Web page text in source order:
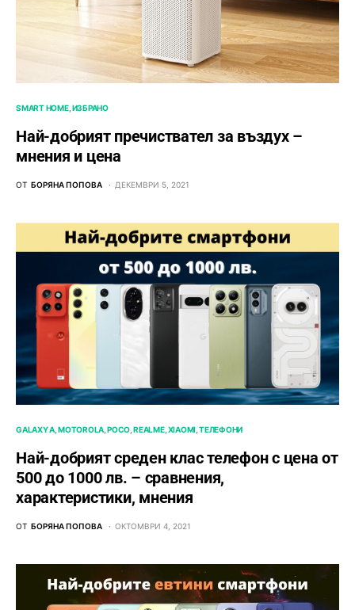
SMART HOME ИЗБРАНО
Най-добрият пречиствател за въздух –
мнения и цена
ОТ БОРЯНА ПОПОВА ДЕКЕМВРИ 5, 2021
GALAXY A MOTOROLA POCO REALME XIAOMI ТЕЛЕФОНИ
Най-добрият среден клас телефон с цена от
500 до 1000 лв. – сравнения,
характеристики, мнения
ОТ БОРЯНА ПОПОВА ОКТОМВРИ 4, 2021